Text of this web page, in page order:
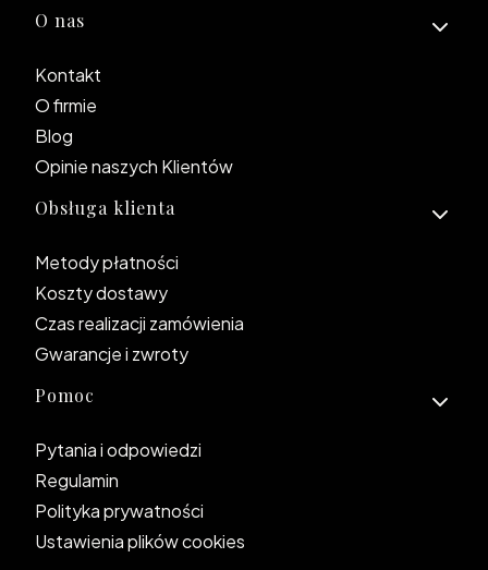
Linki w stopce
O nas
Kontakt
O firmie
Blog
Opinie naszych Klientów
Obsługa klienta
Metody płatności
Koszty dostawy
Czas realizacji zamówienia
Gwarancje i zwroty
Pomoc
Pytania i odpowiedzi
Regulamin
Polityka prywatności
Ustawienia plików cookies